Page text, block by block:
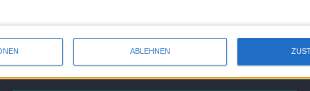
ABLEHNEN
Laut der OpenNet Initiative hatten 2010 nur rund 700.000
– einer der geringsten Werte Afrikas. Die